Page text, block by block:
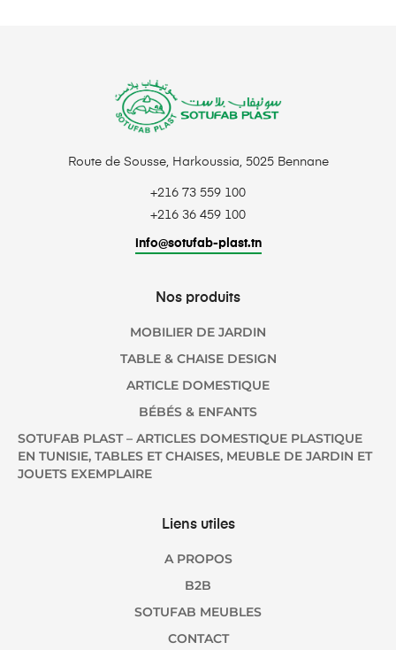
Route de Sousse, Harkoussia, 5025 Bennane
+216 73 559 100
+216 36 459 100
info@sotufab-plast.tn
Nos produits
MOBILIER DE JARDIN
TABLE & CHAISE DESIGN
ARTICLE DOMESTIQUE
BÉBÉS & ENFANTS
SOTUFAB PLAST – ARTICLES DOMESTIQUE PLASTIQUE
EN TUNISIE, TABLES ET CHAISES, MEUBLE DE JARDIN ET
JOUETS EXEMPLAIRE
Liens utiles
A PROPOS
B2B
SOTUFAB MEUBLES
CONTACT